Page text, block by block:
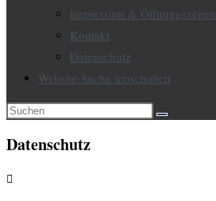
Impressum & Öffnungszeiten
Kontakt
Datenschutz
Website-Suche umschalten
Datenschutz